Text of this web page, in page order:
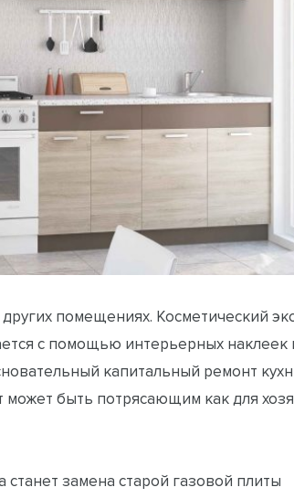
помещениях. Косметический
с помощью интерьерных наклеек
капитальный ремонт
быть потрясающим как для
замена старой газовой плиты